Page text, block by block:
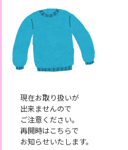
現在お取り扱いが
出来ませんので
ご注意ください。
再開時はこちらで
お知らせいたします。